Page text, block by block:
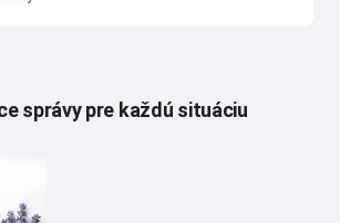
správy pre každú situáciu